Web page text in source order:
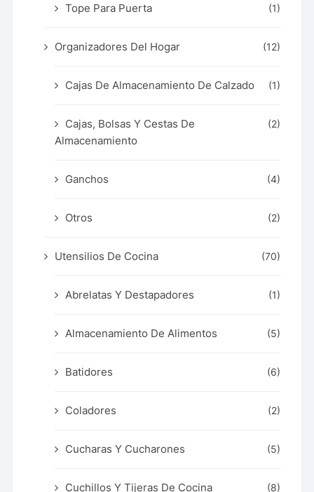
Tope Para Puerta (1)
Organizadores Del Hogar (12)
Cajas De Almacenamiento De Calzado (1)
Cajas, Bolsas Y Cestas De
Almacenamiento
(2)
Ganchos (4)
Otros (2)
Utensilios De Cocina (70)
Abrelatas Y Destapadores (1)
Almacenamiento De Alimentos (5)
Batidores (6)
Coladores (2)
Cucharas Y Cucharones (5)
Cuchillos Y Tijeras De Cocina (8)